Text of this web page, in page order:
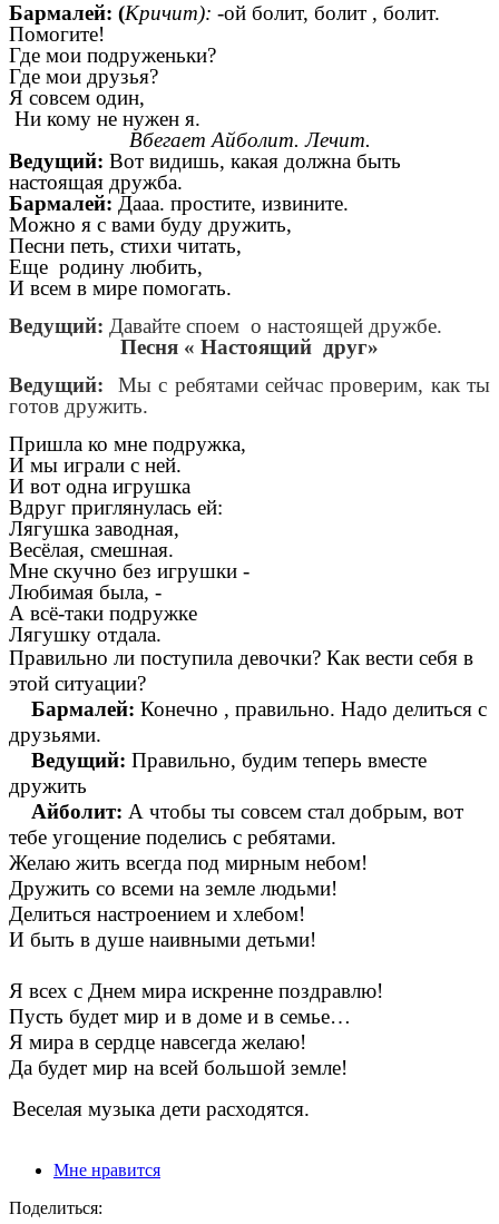
Бармалей: (Кричит): -ой болит, болит , болит.
Помогите!
Где мои подруженьки?
Где мои друзья?
Я совсем один,
Ни кому не нужен я.
Вбегает Айболит. Лечит.
Ведущий: Вот видишь, какая должна быть
настоящая дружба.
Бармалей: Дааа. простите, извините.
Можно я с вами буду дружить,
Песни петь, стихи читать,
Еще родину любить,
И всем в мире помогать.
Ведущий: Давайте споем о настоящей дружбе.
Песня « Настоящий друг»
Ведущий: Мы с ребятами сейчас проверим, как ты
готов дружить.
Пришла ко мне подружка,
И мы играли с ней.
И вот одна игрушка
Вдруг приглянулась ей:
Лягушка заводная,
Весёлая, смешная.
Мне скучно без игрушки -
Любимая была, -
А всё-таки подружке
Лягушку отдала.
Правильно ли поступила девочки? Как вести себя в
этой ситуации?
Бармалей: Конечно , правильно. Надо делиться с
друзьями.
Ведущий: Правильно, будим теперь вместе
дружить
Айболит: А чтобы ты совсем стал добрым, вот
тебе угощение поделись с ребятами.
Желаю жить всегда под мирным небом!
Дружить со всеми на земле людьми!
Делиться настроением и хлебом!
И быть в душе наивными детьми!
Я всех с Днем мира искренне поздравлю!
Пусть будет мир и в доме и в семье…
Я мира в сердце навсегда желаю!
Да будет мир на всей большой земле!
Веселая музыка дети расходятся.
Мне нравится
Поделиться: